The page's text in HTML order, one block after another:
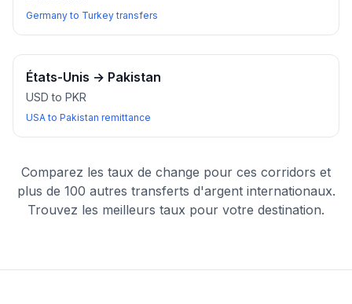
Germany to Turkey transfers
États-Unis → Pakistan
USD to PKR
USA to Pakistan remittance
Comparez les taux de change pour ces corridors et
plus de 100 autres transferts d'argent internationaux.
Trouvez les meilleurs taux pour votre destination.